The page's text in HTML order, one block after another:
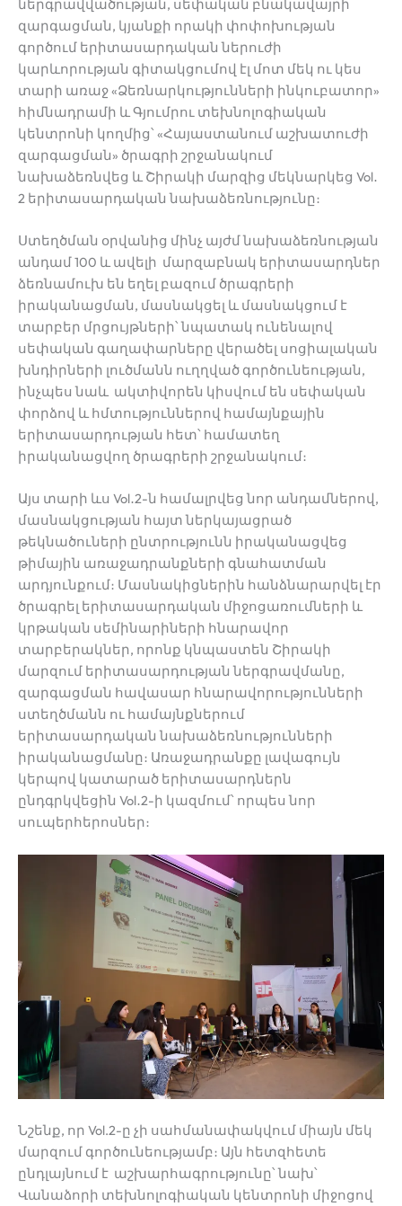
ներգրավվածության, սեփական բնակավայրի
զարգացման, կյանքի որակի փոփոխության
գործում երիտասարդական ներուժի
կարևորության գիտակցումով էլ մոտ մեկ ու կես
տարի առաջ «Ձեռնարկությունների ինկուբատոր»
հիմնադրամի և Գյումրու տեխնոլոգիական
կենտրոնի կողմից՝ «Հայաստանում աշխատուժի
զարգացման» ծրագրի շրջանակում
նախաձեռնվեց և Շիրակի մարզից մեկնարկեց Vol․
2 երիտասարդականնախաձեռնությունը։
Ստեղծման օրվանից մինչ այժմ նախաձեռնության
անդամ 100 և ավելի մարզաբնակ երիտասարդներ
ձեռնամուխ են եղել բազում ծրագրերի
իրականացման, մասնակցել և մասնակցում է
տարբեր մրցույթների՝ նպատակ ունենալով
սեփական գաղափարները վերածել սոցիալական
խնդիրների լուծմանն ուղղված գործունեության,
ինչպես նաև ակտիվորեն կիսվում են սեփական
փորձով և հմտություններով համայնքային
երիտասարդության հետ՝ համատեղ
իրականացվող ծրագրերի շրջանակում։
Այս տարի ևս Vol․2-ն համալրվեց նոր անդամներով,
մասնակցության հայտ ներկայացրած
թեկնածուների ընտրությունն իրականացվեց
թիմային առաջադրանքների գնահատման
արդյունքում։ Մասնակիցներին հանձնարարվել էր
ծրագրել երիտասարդական միջոցառումների և
կրթական սեմինարիների հնարավոր
տարբերակներ, որոնք կնպաստեն Շիրակի
մարզում երիտասարդության ներգրավմանը,
զարգացման հավասար հնարավորությունների
ստեղծմանն ու համայնքներում
երիտասարդական նախաձեռնությունների
իրականացմանը։ Առաջադրանքը լավագույն
կերպով կատարած երիտասարդներն
ընդգրկվեցին Vol․2-ի կազմում՝ որպես նոր
սուպերհերոսներ։
Նշենք, որ Vol.2-ը չի սահմանափակվում միայն մեկ
մարզում գործունեությամբ։ Այն հետզհետե
ընդլայնում է աշխարհագրությունը՝ նախ՝
Վանաձորի տեխնոլոգիական կենտրոնի միջոցով